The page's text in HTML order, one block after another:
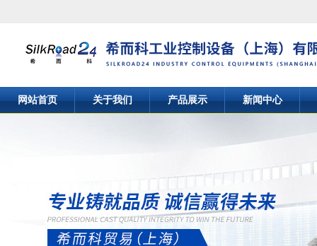
网站首页 关于我们 产品展示 新闻中心